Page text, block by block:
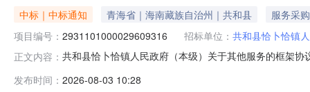
中标｜中标通知 青海省｜海南藏族自治州｜共和县
服务采购
项目编号： 2931101000029609316 招标单位： 共和县恰卜恰镇
正文内容： 共和县恰卜恰镇人民政府（本级）关于其他服务的框架
码:632521项目所在行政区划名称:青海省海南藏族自治
发布时间： 2026-08-03 10:28